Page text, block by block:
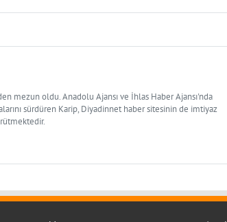
mezun oldu. Anadolu Ajansı ve İhlas Haber Ajansı'nda
sürdüren Karip, Diyadinnet haber sitesinin de imtiyaz